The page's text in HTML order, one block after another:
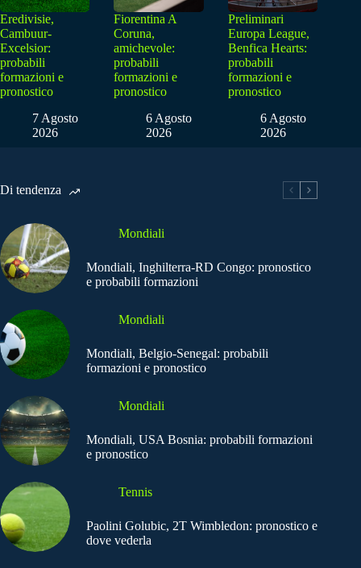
Eredivisie,
Cambuur-
Excelsior:
probabili
formazioni e
pronostico
7 Agosto
2026
Fiorentina A
Coruna,
amichevole:
probabili
formazioni e
pronostico
6 Agosto
2026
Preliminari
Europa League,
Benfica Hearts:
probabili
formazioni e
pronostico
6 Agosto
2026
Di tendenza
Mondiali
Mondiali, Inghilterra-RD Congo: pronostico
e probabili formazioni
Mondiali
Mondiali, Belgio-Senegal: probabili
formazioni e pronostico
Mondiali
Mondiali, USA Bosnia: probabili formazioni
e pronostico
Tennis
Paolini Golubic, 2T Wimbledon: pronostico e
dove vederla